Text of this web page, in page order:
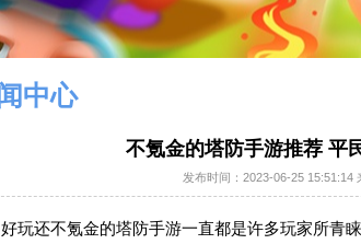
中心
不氪金的塔防手游推荐 平
发布时间： 2023-06-25 15:51:14
好玩还不氪金的塔防手游一直都是许多玩家所青